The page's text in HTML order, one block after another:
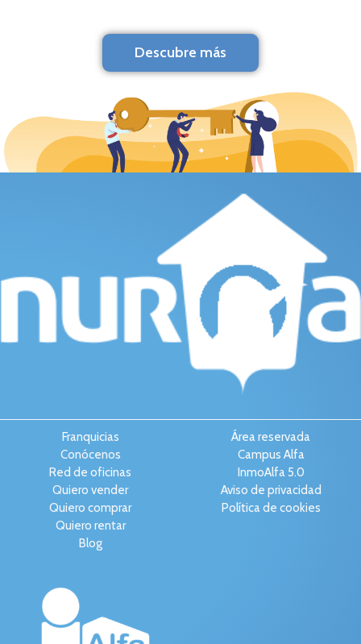
Descubre más
Franquicias
Conócenos
Red de oficinas
Quiero vender
Quiero comprar
Quiero rentar
Blog
Área reservada
Campus Alfa
InmoAlfa 5.0
Aviso de privacidad
Política de cookies